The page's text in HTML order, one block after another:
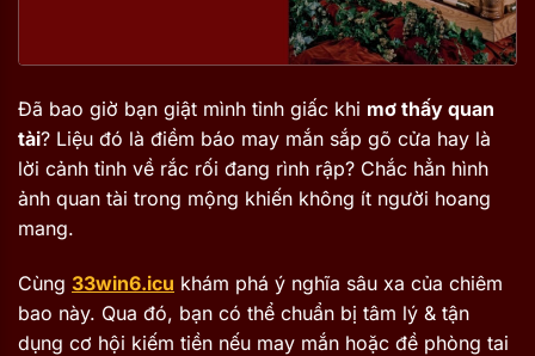
Đã bao giờ bạn giật mình tỉnh giấc khi mơ thấy quan
tài? Liệu đó là điềm báo may mắn sắp gõ cửa hay là
lời cảnh tỉnh về rắc rối đang rình rập? Chắc hẳn hình
ảnh quan tài trong mộng khiến không ít người hoang
mang.
Cùng 33win6.icu khám phá ý nghĩa sâu xa của chiêm
bao này. Qua đó, bạn có thể chuẩn bị tâm lý & tận
dụng cơ hội kiếm tiền nếu may mắn hoặc đề phòng tai